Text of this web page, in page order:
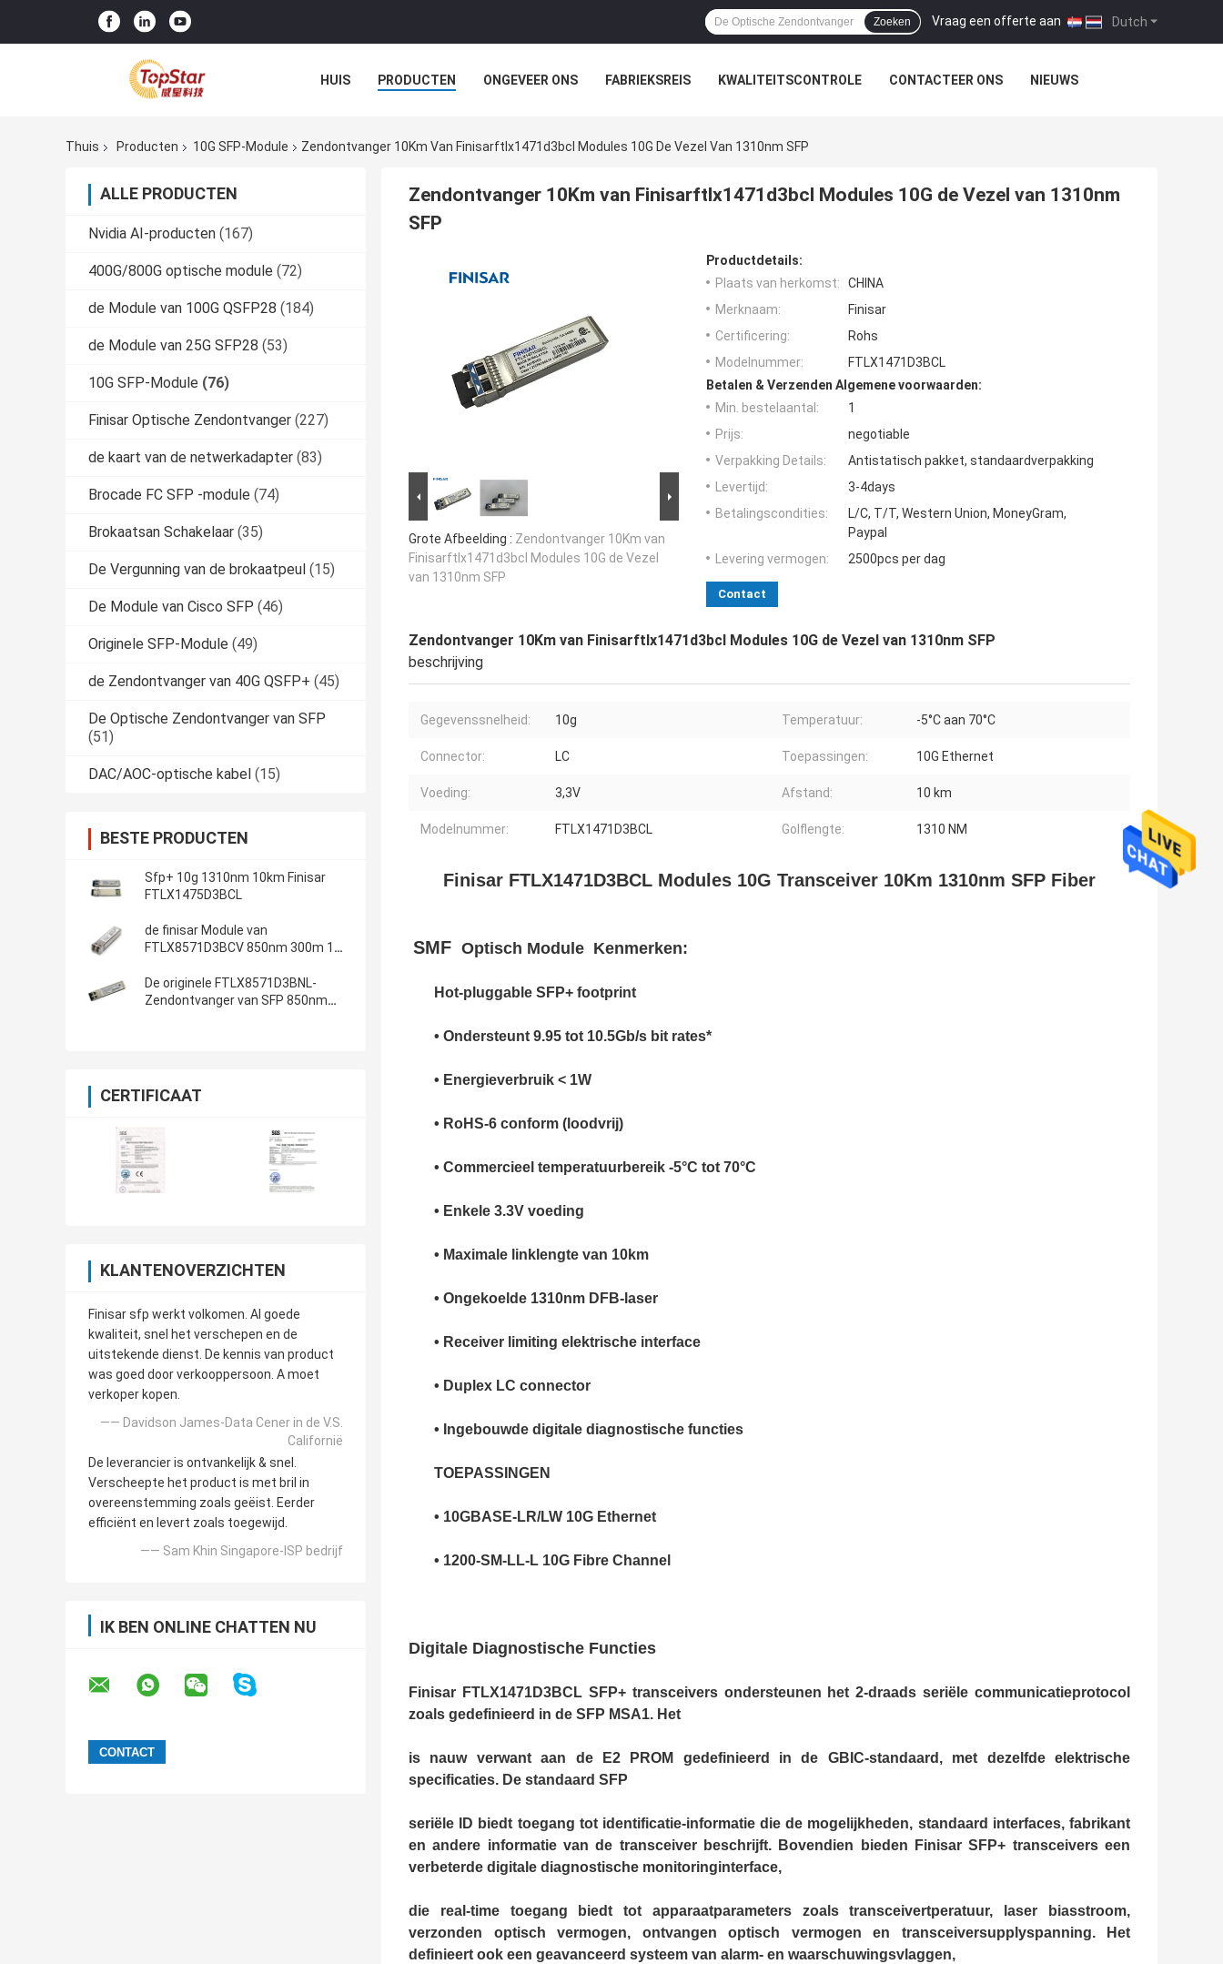
Dutch
Vraag een offerte aan |
Zoeken
HUIS PRODUCTEN ONGEVEER ONS FABRIEKSREIS KWALITEITSCONTROLE CONTACTEER ONS NIEUWS
Thuis Producten 10G SFP-Module Zendontvanger 10Km Van Finisarftlx1471d3bcl Modules 10G De Vezel Van 1310nm SFP
ALLE PRODUCTEN
Nvidia AI-producten (167)
400G/800G optische module (72)
de Module van 100G QSFP28 (184)
de Module van 25G SFP28 (53)
10G SFP-Module (76)
Finisar Optische Zendontvanger (227)
de kaart van de netwerkadapter (83)
Brocade FC SFP -module (74)
Brokaatsan Schakelaar (35)
De Vergunning van de brokaatpeul (15)
De Module van Cisco SFP (46)
Originele SFP-Module (49)
de Zendontvanger van 40G QSFP+ (45)
De Optische Zendontvanger van SFP
(51)
DAC/AOC-optische kabel (15)
BESTE PRODUCTEN
Sfp+ 10g 1310nm 10km Finisar
FTLX1475D3BCL
de finisar Module van
FTLX8571D3BCV 850nm 300m 10G
De originele FTLX8571D3BNL-
Zendontvanger van SFP 850nm
CERTIFICAAT
KLANTENOVERZICHTEN
Finisar sfp werkt volkomen. Al goede
kwaliteit, snel het verschepen en de
uitstekende dienst. De kennis van product
was goed door verkooppersoon. A moet
verkoper kopen.
—— Davidson James-Data Cener in de V.S.
Californië
De leverancier is ontvankelijk & snel.
Verscheepte het product is met bril in
overeenstemming zoals geëist. Eerder
efficiënt en levert zoals toegewijd.
—— Sam Khin Singapore-ISP bedrijf
IK BEN ONLINE CHATTEN NU
Zendontvanger 10Km van Finisarftlx1471d3bcl Modules 10G de Vezel van 1310nm
SFP
Grote Afbeelding : Zendontvanger 10Km van
Finisarftlx1471d3bcl Modules 10G de Vezel
van 1310nm SFP
Productdetails:
Plaats van herkomst:
CHINA
Merknaam:
Finisar
Certificering:
Rohs
Modelnummer:
FTLX1471D3BCL
Betalen & Verzenden Algemene voorwaarden:
Min. bestelaantal:
1
Prijs:
negotiable
Verpakking Details:
Antistatisch pakket, standaardverpakking
Levertijd:
3-4days
Betalingscondities:
L/C, T/T, Western Union, MoneyGram,
Paypal
Levering vermogen:
2500pcs per dag
Contact
Zendontvanger 10Km van Finisarftlx1471d3bcl Modules 10G de Vezel van 1310nm SFP
beschrijving
Gegevenssnelheid: 10g Temperatuur: -5°C aan 70°C
Connector: LC Toepassingen: 10G Ethernet
Voeding: 3,3V Afstand: 10 km
Modelnummer: FTLX1471D3BCL Golflengte: 1310 NM
Finisar FTLX1471D3BCL Modules 10G Transceiver 10Km 1310nm SFP Fiber
SMF Optisch Module Kenmerken:
Hot-pluggable SFP+ footprint
• Ondersteunt 9.95 tot 10.5Gb/s bit rates*
• Energieverbruik < 1W
• RoHS-6 conform (loodvrij)
• Commercieel temperatuurbereik -5°C tot 70°C
• Enkele 3.3V voeding
• Maximale linklengte van 10km
• Ongekoelde 1310nm DFB-laser
• Receiver limiting elektrische interface
• Duplex LC connector
• Ingebouwde digitale diagnostische functies
TOEPASSINGEN
• 10GBASE-LR/LW 10G Ethernet
• 1200-SM-LL-L 10G Fibre Channel
Digitale Diagnostische Functies
Finisar FTLX1471D3BCL SFP+ transceivers ondersteunen het 2-draads seriële communicatieprotocol
zoals gedefinieerd in de SFP MSA1. Het
is nauw verwant aan de E2 PROM gedefinieerd in de GBIC-standaard, met dezelfde elektrische
specificaties. De standaard SFP
seriële ID biedt toegang tot identificatie-informatie die de mogelijkheden, standaard interfaces, fabrikant
en andere informatie van de transceiver beschrijft. Bovendien bieden Finisar SFP+ transceivers een
verbeterde digitale diagnostische monitoringinterface,
die real-time toegang biedt tot apparaatparameters zoals transceivertperatuur, laser biasstroom,
verzonden optisch vermogen, ontvangen optisch vermogen en transceiversupplyspanning. Het
definieert ook een geavanceerd systeem van alarm- en waarschuwingsvlaggen,